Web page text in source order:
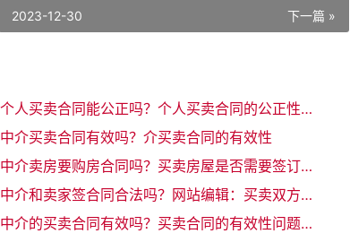
下一篇 »
2023-12-30
个人买卖合同能公正吗？个人买卖合同的公正性：重要审核事项
中介买卖合同有效吗？介买卖合同的有效性
中介卖房要购房合同吗？买卖房屋是否需要签订合同？
中介和卖家签合同合法吗？网站编辑：买卖双方签合同是否合法？
中介的买卖合同有效吗？买卖合同的有效性问题解析